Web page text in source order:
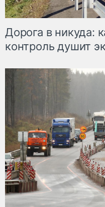
Дорога в никуда:
контроль душит